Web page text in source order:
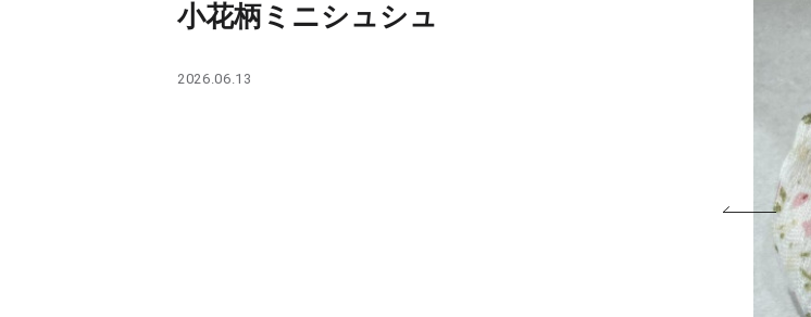
小花柄ミニシュシュ
2026.06.13